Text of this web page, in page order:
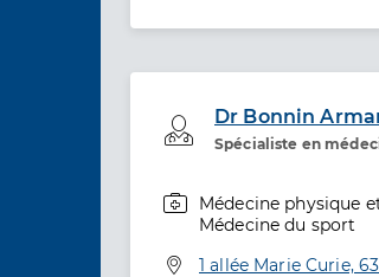
Dr Bonnin
Spécialiste en
Spécialités
Médecine physique
Médecine du sport
Adresse
1 allée Marie Curie,